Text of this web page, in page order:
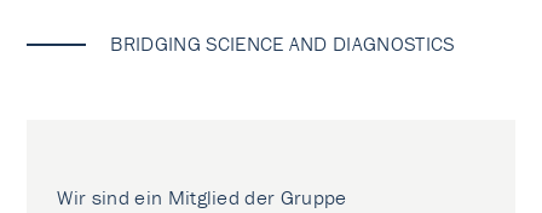
BRIDGING SCIENCE AND DIAGNOSTICS
Wir sind ein Mitglied der Gruppe